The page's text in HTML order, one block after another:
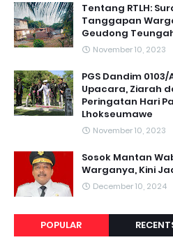
Tentang RTLH:
Tanggapan
Geudong
November 10, 2023
PGS Dandim
Upacara, Ziarah
Peringatan Hari
Lhokseumawe
November 10, 2023
Sosok Mantan
Warganya, Kini
December 10, 2024
POPULAR